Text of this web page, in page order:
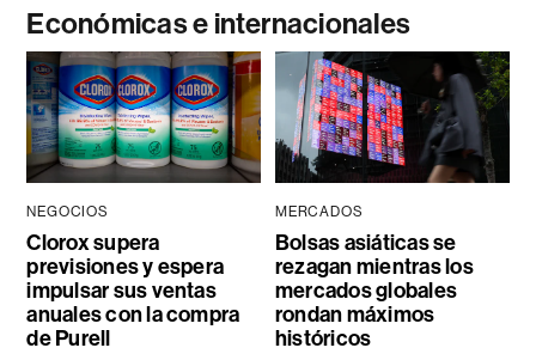
Económicas e internacionales
NEGOCIOS
Clorox supera
previsiones y espera
impulsar sus ventas
anuales con la compra
de Purell
MERCADOS
Bolsas asiáticas se
rezagan mientras los
mercados globales
rondan máximos
históricos